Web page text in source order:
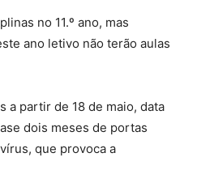
no 11.º ano, mas
ano letivo não terão aulas
a partir de 18 de maio, data
dois meses de portas
que provoca a